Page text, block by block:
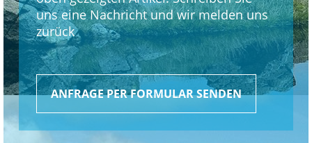
Versatz, 330 mm Länge
Räder: Bontrager Connection, Hohlkammerfelge, 32-Loch,
20 mm Innenweite, Schrader-Ventil
Formula DC-20, Aluminium, 6-Loch-Scheibenaufnahme,
100 x 5 mm
Formula DC-22, Aluminium, 6-Loch-Scheibenaufnahme,
8/9/10-Freilaufnabe von Shimano, 135 x 5 mm
uns eine Nachricht und wir melden uns
zurück
ANFRAGE PER FORMULAR SENDEN